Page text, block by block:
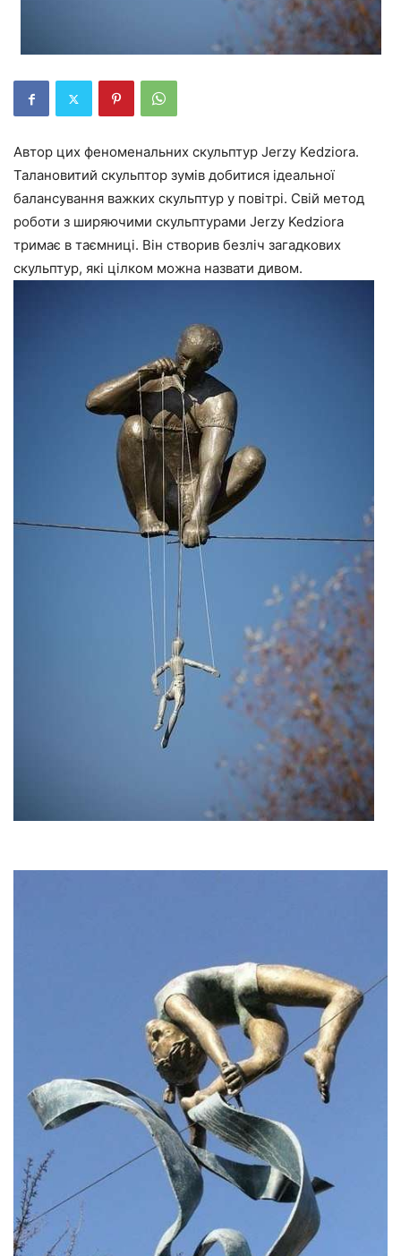
Автор цих феноменальних скульптур Jerzy Kedziora.
Талановитий скульптор зумів добитися ідеальної
балансування важких скульптур у повітрі. Свій метод
роботи з ширяючими скульптурами Jerzy Kedziora
тримає в таємниці. Він створив безліч загадкових
скульптур, які цілком можна назвати дивом.